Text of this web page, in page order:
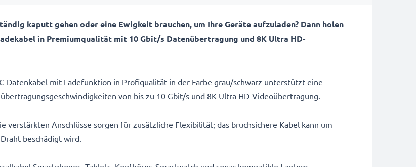
kaputt gehen oder eine Ewigkeit brauchen, um Ihre Geräte aufzuladen? Dann holen
in Premiumqualität mit 10 Gbit/s Datenübertragung und 8K Ultra HD-
Datenkabel mit Ladefunktion in Profiqualität in der Farbe grau/schwarz unterstützt eine
von bis zu 10 Gbit/s und 8K Ultra HD-Videoübertragung.
verstärkten Anschlüsse sorgen für zusätzliche Flexibilität; das bruchsichere Kabel kann um
beschädigt wird.